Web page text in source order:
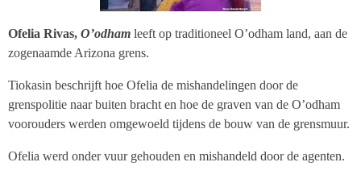
Ofelia Rivas, O’odham leeft op traditioneel O’odham land, aan de
zogenaamde Arizona grens.
Tiokasin beschrijft hoe Ofelia de mishandelingen door de
grenspolitie naar buiten bracht en hoe de graven van de O’odham
voorouders werden omgewoeld tijdens de bouw van de grensmuur.
Ofelia werd onder vuur gehouden en mishandeld door de agenten.